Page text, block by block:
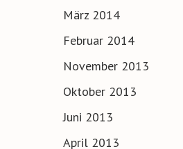
März 2014
Februar 2014
November 2013
Oktober 2013
Juni 2013
April 2013